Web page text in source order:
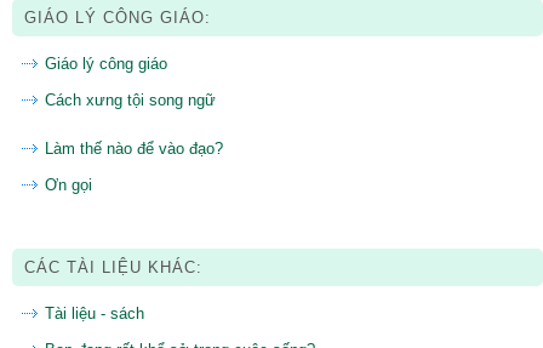
GIÁO LÝ CÔNG GIÁO:
Giáo lý công giáo
Cách xưng tội song ngữ
Làm thế nào để vào đạo?
Ơn gọi
CÁC TÀI LIỆU KHÁC:
Tài liệu - sách